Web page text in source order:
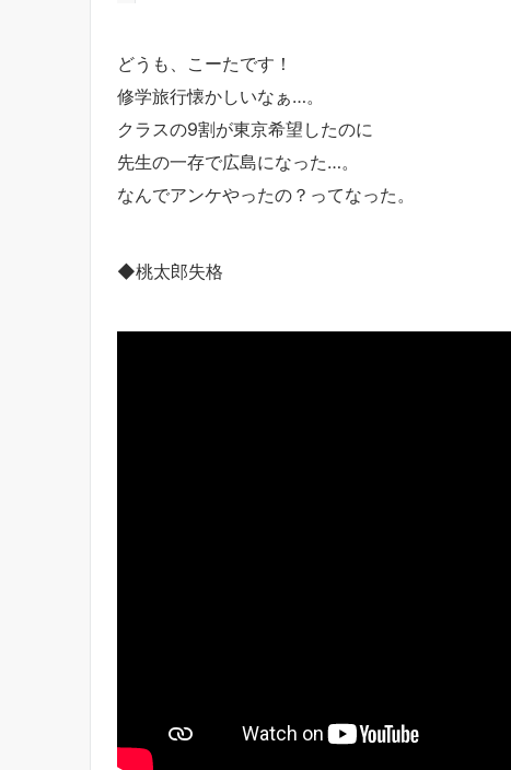
どうも、こーたです！
修学旅行懐かしいなぁ…。
クラスの9割が東京希望したのに
先生の一存で広島になった…。
なんでアンケやったの？ってなった。
◆桃太郎失格